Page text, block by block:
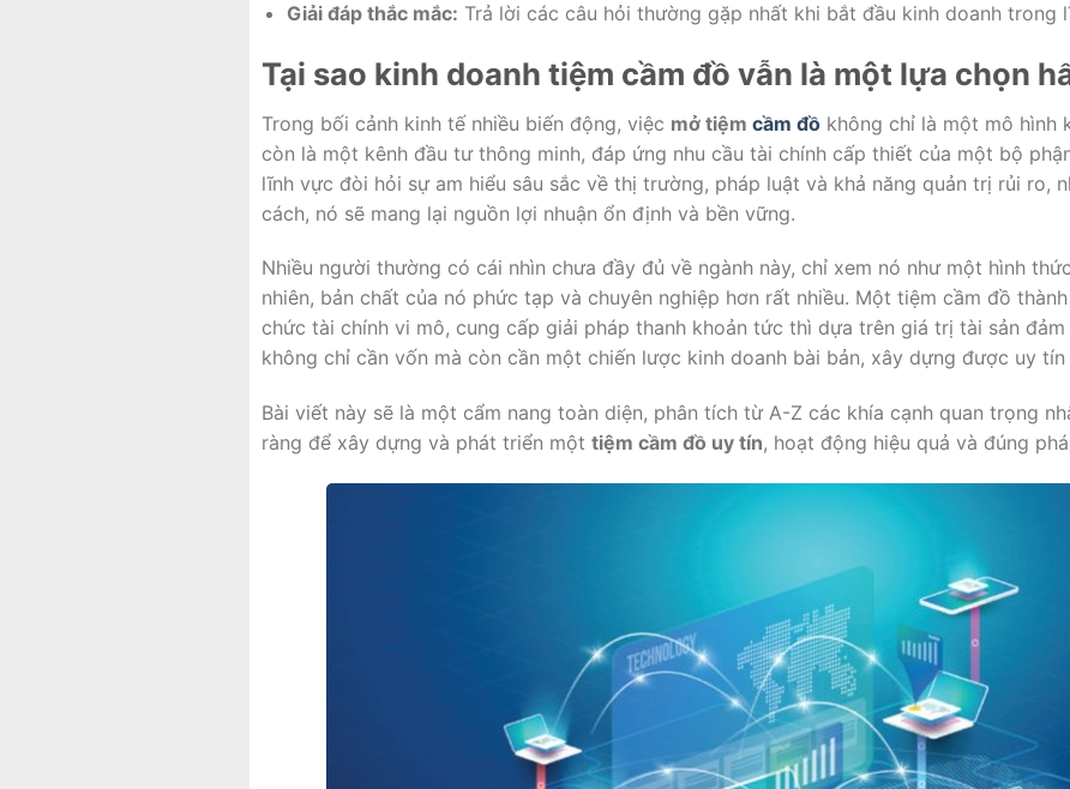
Giải đáp thắc mắc: Trả lời các câu hỏi thường gặp nhất khi bắt đầu kinh doanh trong
Tại sao kinh doanh tiệm cầm đồ vẫn là một lựa chọn
Trong bối cảnh kinh tế nhiều biến động, việc mở tiệm cầm đồkhông chỉ là một mô hình
còn là một kênh đầu tư thông minh, đáp ứng nhu cầu tài chính cấp thiết của một bộ
lĩnh vực đòi hỏi sự am hiểu sâu sắc về thị trường, pháp luật và khả năng quản trị rủi ro,
cách, nó sẽ mang lại nguồn lợi nhuận ổn định và bền vững.
Nhiều người thường có cái nhìn chưa đầy đủ về ngành này, chỉ xem nó như một hình
nhiên, bản chất của nó phức tạp và chuyên nghiệp hơn rất nhiều. Một tiệm cầm đồ
chức tài chính vi mô, cung cấp giải pháp thanh khoản tức thì dựa trên giá trị tài sản
không chỉ cần vốn mà còn cần một chiến lược kinh doanh bài bản, xây dựng được uy
Bài viết này sẽ là một cẩm nang toàn diện, phân tích từ A-Z các khía cạnh quan trọng
ràng để xây dựng và phát triển một tiệm cầm đồ uy tín, hoạt động hiệu quả và đúng